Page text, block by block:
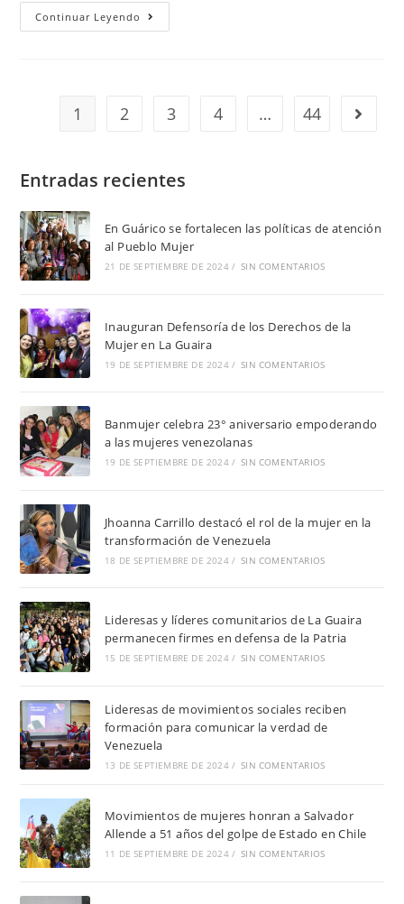
Continuar Leyendo
1 2 3 4 … 44
Entradas recientes
En Guárico se fortalecen las políticas de atención
al Pueblo Mujer
21 DE SEPTIEMBRE DE 2024 / SIN COMENTARIOS
Inauguran Defensoría de los Derechos de la
Mujer en La Guaira
19 DE SEPTIEMBRE DE 2024 / SIN COMENTARIOS
Banmujer celebra 23° aniversario empoderando
a las mujeres venezolanas
19 DE SEPTIEMBRE DE 2024 / SIN COMENTARIOS
Jhoanna Carrillo destacó el rol de la mujer en la
transformación de Venezuela
18 DE SEPTIEMBRE DE 2024 / SIN COMENTARIOS
Lideresas y líderes comunitarios de La Guaira
permanecen firmes en defensa de la Patria
15 DE SEPTIEMBRE DE 2024 / SIN COMENTARIOS
Lideresas de movimientos sociales reciben
formación para comunicar la verdad de
Venezuela
13 DE SEPTIEMBRE DE 2024 / SIN COMENTARIOS
Movimientos de mujeres honran a Salvador
Allende a 51 años del golpe de Estado en Chile
11 DE SEPTIEMBRE DE 2024 / SIN COMENTARIOS